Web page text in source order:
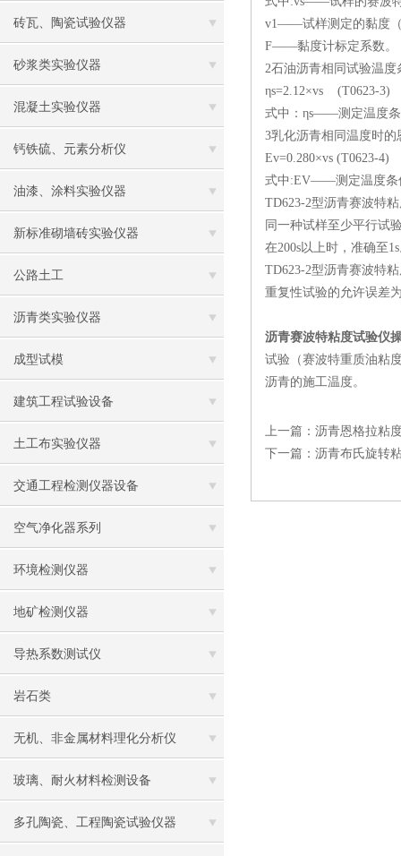
砖瓦、陶瓷试验仪器
砂浆类实验仪器
混凝土实验仪器
钙铁硫、元素分析仪
油漆、涂料实验仪器
新标准砌墙砖实验仪器
公路土工
沥青类实验仪器
成型试模
建筑工程试验设备
土工布实验仪器
交通工程检测仪器设备
空气净化器系列
环境检测仪器
地矿检测仪器
导热系数测试仪
岩石类
无机、非金属材料理化分析仪
玻璃、耐火材料检测设备
多孔陶瓷、工程陶瓷试验仪器
v1——试样测定的黏度
F——黏度计标定系数。
2石油沥青相同试验温
ηs=2.12×vs (T0623-3)
式中：ηs——测定温度条
3乳化沥青相同温度时
Ev=0.280×vs (T0623-4)
式中:EV——测定温度条
TD623-2型沥青赛波特
同一种试样至少平行试
在200s以上时，准确至
TD623-2型沥青赛波特
重复性试验的允许误差
沥青赛波特粘度试验仪
试验（赛波特重质油粘
沥青的施工温度。
上一篇： 沥青恩格拉粘
下一篇： 沥青布氏旋转